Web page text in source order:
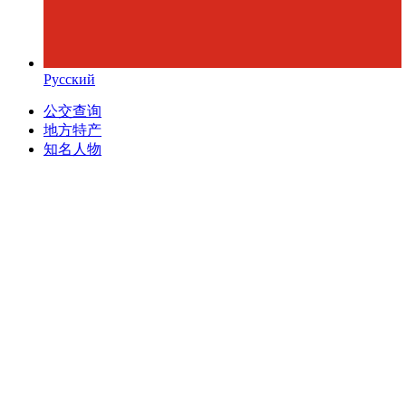
Русский
公交查询
地方特产
知名人物